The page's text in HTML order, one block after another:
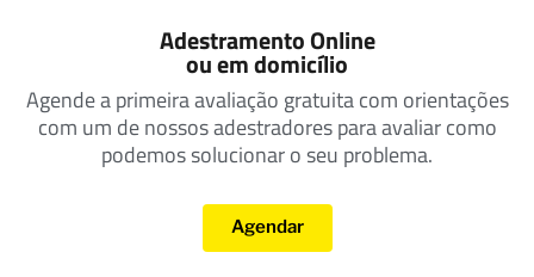
Adestramento Online
ou em domicílio
Agende a primeira avaliação gratuita com orientações
com um de nossos adestradores para avaliar como
podemos solucionar o seu problema.
Agendar